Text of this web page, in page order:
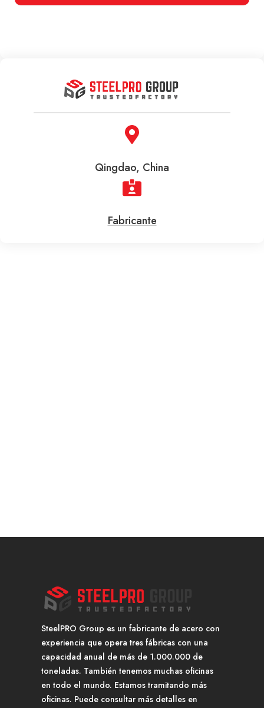
Qingdao, China
Fabricante
SteelPRO Group es un fabricante de acero con
experiencia que opera tres fábricas con una
capacidad anual de más de 1.000.000 de
toneladas. También tenemos muchas oficinas
en todo el mundo. Estamos tramitando más
oficinas. Puede consultar más detalles en